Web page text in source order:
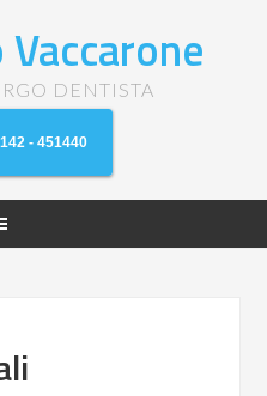
DENTISTA
- 451440